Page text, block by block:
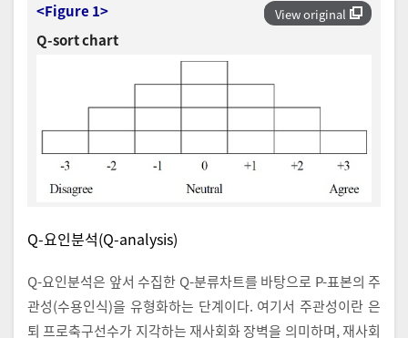
View original
<Figure 1>
Q-sort chart
Q-요인분석(Q-analysis)
Q-요인분석은 앞서 수집한 Q-분류차트를 바탕으로 P-표본의 주
관성(수용인식)을 유형화하는 단계이다. 여기서 주관성이란 은
퇴 프로축구선수가 지각하는 재사회화 장벽을 의미하며, 재사회